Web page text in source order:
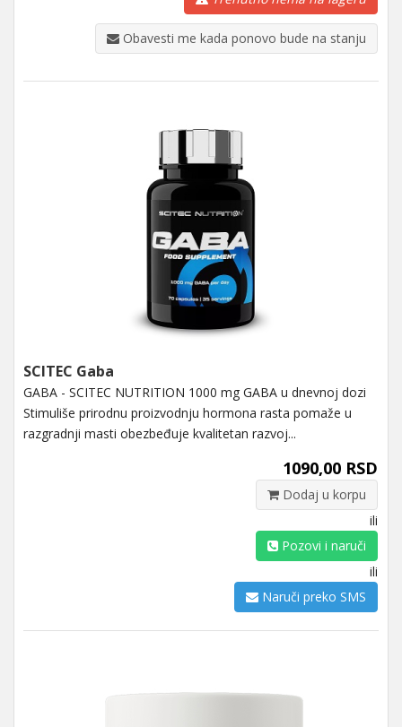
Obavesti me kada ponovo bude na stanju
SCITEC Gaba
GABA - SCITEC NUTRITION 1000 mg GABA u dnevnoj dozi
Stimuliše prirodnu proizvodnju hormona rasta pomaže u
razgradnji masti obezbeđuje kvalitetan razvoj...
1090,00 RSD
Dodaj u korpu
ili
Pozovi i naruči
ili
Naruči preko SMS